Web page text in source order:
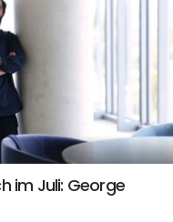
im Juli: George